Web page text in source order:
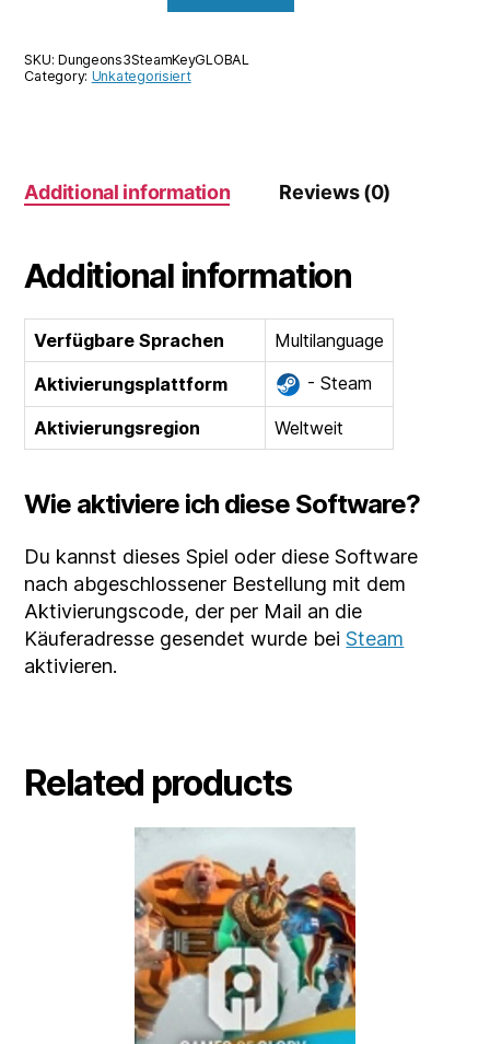
SKU:Dungeons3SteamKeyGLOBAL
Category: Unkategorisiert
Additional information Reviews (0)
Additional information
Verfügbare Sprachen
Multilanguage
Aktivierungsplattform
- Steam
Aktivierungsregion Weltweit
Wie aktiviere ich diese Software?
Du kannst dieses Spiel oder diese Software
nach abgeschlossener Bestellung mit dem
Aktivierungscode, der per Mail an die
Käuferadresse gesendet wurde beiSteam
aktivieren.
Related products